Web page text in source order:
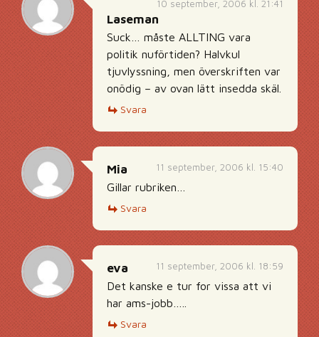
10 september, 2006 kl. 21:41
Laseman
Suck… måste ALLTING vara
politik nuförtiden? Halvkul
tjuvlyssning, men överskriften var
onödig – av ovan lätt insedda skäl.
Svara
11 september, 2006 kl. 15:40
Mia
Gillar rubriken…
Svara
11 september, 2006 kl. 18:59
eva
Det kanske e tur for vissa att vi
har ams-jobb…..
Svara